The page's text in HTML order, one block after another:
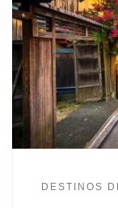
DESTINOS